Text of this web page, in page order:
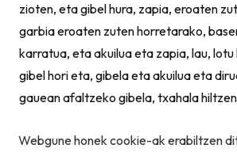
zioten, eta gibel hura, zapia, eroaten
garbia eroaten zuten horretarako,
karratua, eta akuilua eta zapia, lau,
gibel hori eta, gibela eta akuilua eta
gauean afaltzeko gibela, txahala
Webgune honek cookie-ak erabiltzen